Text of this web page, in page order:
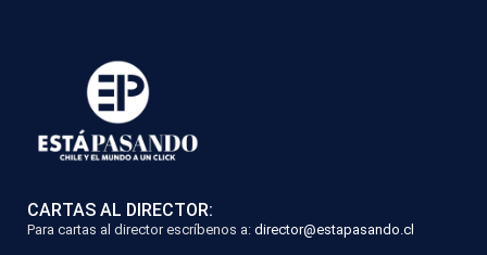
CARTAS AL DIRECTOR:
Para cartas al director escríbenos a: director@estapasando.cl